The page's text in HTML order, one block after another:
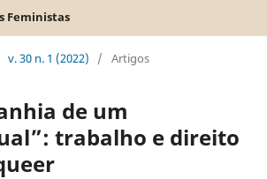
Feministas
v. 30 n. 1 (2022) / Artigos
de um
trabalho e direito